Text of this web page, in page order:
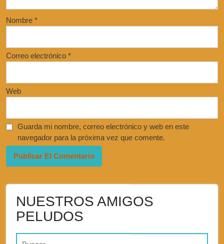
Nombre *
Correo electrónico *
Web
Guarda mi nombre, correo electrónico y web en este
navegador para la próxima vez que comente.
NUESTROS AMIGOS
PELUDOS